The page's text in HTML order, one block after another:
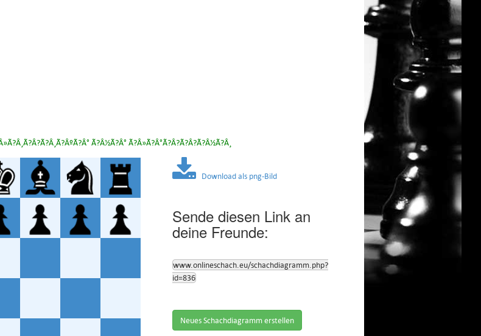
Ã?Â½Ã?Â° Ã?Â»Ã?Â°Ã?Â?Ã?Â?Ã?Â½Ã?Â¸
Download als png-Bild
Sende diesen Link an
deine Freunde:
www.onlineschach.eu/schachdiagramm.php?
id=836
Neues Schachdiagramm erstellen